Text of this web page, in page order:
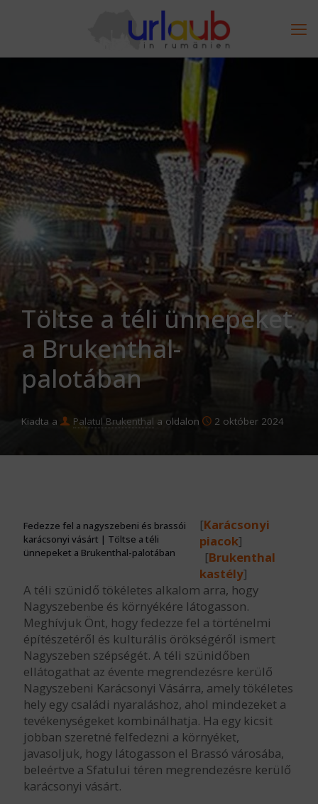
Töltse a téli ünnepeket
a Brukenthal-
palotában
Kiadta a Palatul Brukenthal a oldalon 2 október 2024
Fedezze fel a nagyszebeni és brassói
karácsonyi vásárt | Töltse a téli
ünnepeket a Brukenthal-palotában
[Karácsonyi
piacok]
[Brukenthal
kastély]
A téli szünidő tökéletes alkalom arra, hogy
Nagyszebenbe és környékére látogasson.
Meghívjuk Önt, hogy fedezze fel a történelmi
építészetéről és kulturális örökségéről ismert
Nagyszeben szépségét. A téli szünidőben
ellátogathat az évente megrendezésre kerülő
Nagyszebeni Karácsonyi Vásárra, amely tökéletes
hely egy családi nyaraláshoz, ahol mindezeket a
tevékenységeket kombinálhatja. Ha egy kicsit
jobban szeretné felfedezni a környéket,
javasoljuk, hogy látogasson el Brassó városába,
beleértve a Sfatului téren megrendezésre kerülő
karácsonyi vásárt.